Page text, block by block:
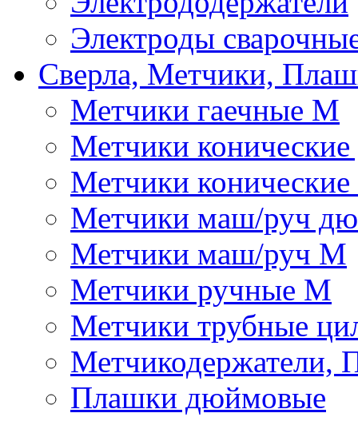
Электроды
Сверла, Метчики,
Метчики гаечные М
Метчики
Метчики
Метчики маш/руч
Метчики маш/руч М
Метчики ручные М
Метчики трубные
Метчикодержатели,
Плашки дюймовые